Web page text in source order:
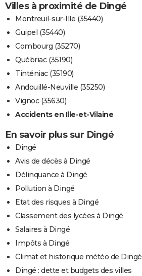
Villes à proximité de Dingé
Montreuil-sur-Ille (35440)
Guipel (35440)
Combourg (35270)
Québriac (35190)
Tinténiac (35190)
Andouillé-Neuville (35250)
Vignoc (35630)
Accidents en Ille-et-Vilaine
En savoir plus sur Dingé
Dingé
Avis de décès à Dingé
Délinquance à Dingé
Pollution à Dingé
Etat des risques à Dingé
Classement des lycées à Dingé
Salaires à Dingé
Impôts à Dingé
Climat et historique météo de Dingé
Dingé : dette et budgets des villes